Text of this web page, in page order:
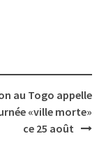
au Togo appelle
«ville morte»
ce 25 août